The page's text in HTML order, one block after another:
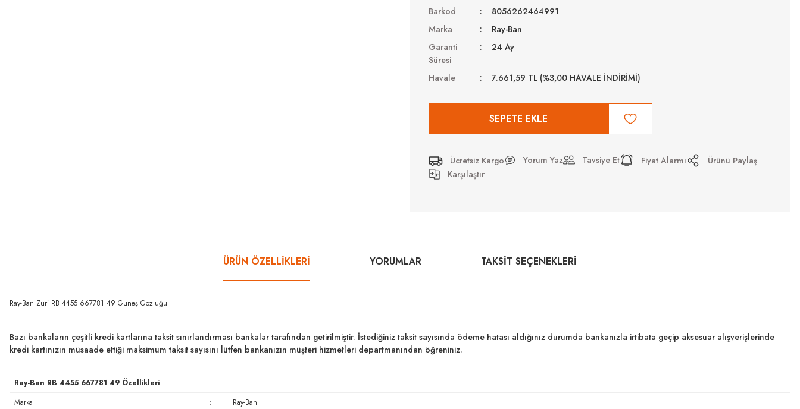
Barkod
8056262464991
Marka
Ray-Ban
Garanti
Süresi
24 Ay
Havale 7.661,59 TL (%3,00 HAVALE İNDİRİMİ)
SEPETE EKLE
Ücretsiz Kargo Yorum Yaz Tavsiye Et Fiyat Alarmı
Ürünü Paylaş
Karşılaştır
ÜRÜN ÖZELLİKLERİ YORUMLAR TAKSIT SEÇENEKLERI
Ray-Ban Zuri RB 4455 667781 49 Güneş Gözlüğü
Bazı bankaların çeşitli kredi kartlarına taksit sınırlandırması bankalar tarafından getirilmiştir. İstediğiniz taksit sayısında ödeme hatası aldığınız durumda bankanızla irtibata geçip aksesuar alışverişlerinde
kredi kartınızın müsaade ettiği maksimum taksit sayısını lütfen bankanızın müşteri hizmetleri departmanından öğreniniz.
Ray-Ban RB 4455 667781 49 Özellikleri
Marka
:
Ray-Ban